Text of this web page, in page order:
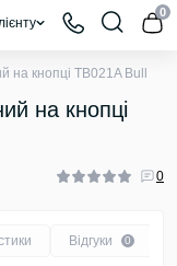
0
на кнопці TB021A Bull
на кнопці
0
Відгуки 0